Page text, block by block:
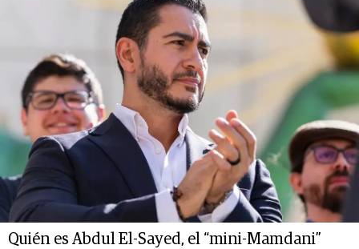
Quién es Abdul El-Sayed, el “mini-Mamdani”